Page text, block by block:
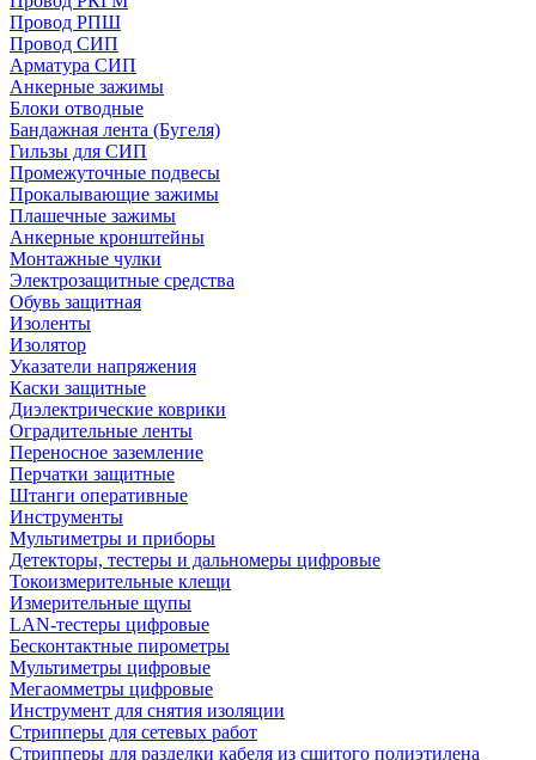
Провод РПШ
Провод СИП
Арматура СИП
Анкерные зажимы
Блоки отводные
Бандажная лента (Бугеля)
Гильзы для СИП
Промежуточные подвесы
Прокалывающие зажимы
Плашечные зажимы
Анкерные кронштейны
Монтажные чулки
Электрозащитные средства
Обувь защитная
Изоленты
Изолятор
Указатели напряжения
Каски защитные
Диэлектрические коврики
Оградительные ленты
Переносное заземление
Перчатки защитные
Штанги оперативные
Инструменты
Мультиметры и приборы
Детекторы, тестеры и дальномеры цифровые
Токоизмерительные клещи
Измерительные щупы
LAN-тестеры цифровые
Бесконтактные пирометры
Мультиметры цифровые
Мегаомметры цифровые
Инструмент для снятия изоляции
Стрипперы для сетевых работ
Стрипперы для разделки кабеля из сшитого полиэтилена